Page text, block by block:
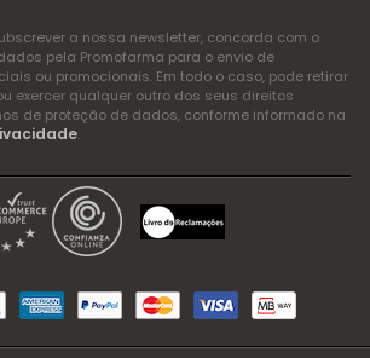
a nossa newsletter, concorda com o
pela Promofarma para o envio de
ou promocionais. Em todo o caso, pode retirar
exercer qualquer outro dos seus direitos
de proteção de dados, conforme informado na
.